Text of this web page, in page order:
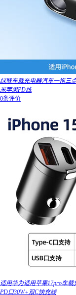
绿联车载充电器汽车一拖三
米苹果PD线
0条评价
适用华为适用苹果17pro车
PD口30W+双C快充线